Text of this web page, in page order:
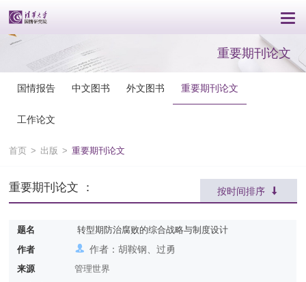
重要期刊论文
国情报告 中文图书 外文图书 重要期刊论文
工作论文
首页 > 出版 > 重要期刊论文
重要期刊论文 ： 按时间排序
题名
转型期防治腐败的综合战略与制度设计
作者
作者：胡鞍钢、过勇
来源
管理世界